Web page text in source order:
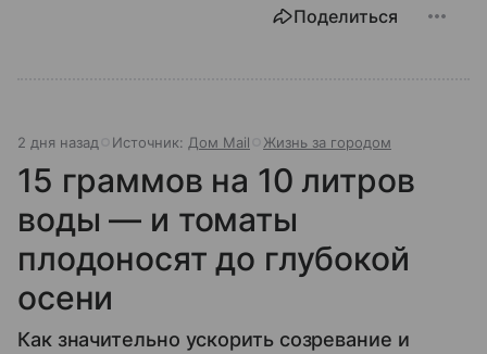
Поделиться
2 дня назад Источник: Дом Mail Жизнь за городом
15 граммов на 10 литров
воды — и томаты
плодоносят до глубокой
осени
Как значительно ускорить созревание и